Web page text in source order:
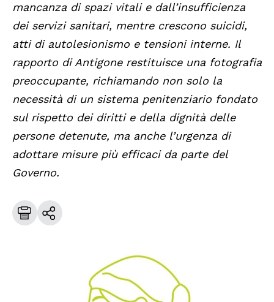
mancanza di spazi vitali e dall’insufficienza
dei servizi sanitari, mentre crescono suicidi,
atti di autolesionismo e tensioni interne. ​​Il
rapporto di Antigone restituisce una fotografia
preoccupante, richiamando non solo la
necessità di un sistema penitenziario fondato
sul rispetto dei diritti e della dignità delle
persone detenute, ma anche l’urgenza di
adottare misure più efficaci da parte del
Governo.